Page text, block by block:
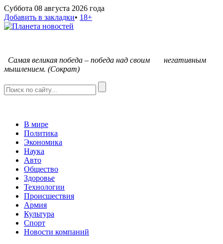
Суббота 08 августа 2026 года
Добавить в закладки• 18+
Самая великая победа – победа над своим негативным
мышлением. (Сократ)
В мире
Политика
Экономика
Наука
Авто
Общество
Здоровье
Технологии
Происшествия
Армия
Культура
Спорт
Новости компаний